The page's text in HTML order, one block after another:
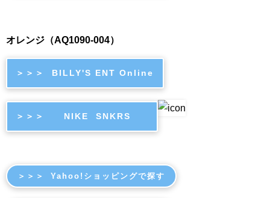
オレンジ（AQ1090-004）
＞＞＞ BILLY'S ENT Online
＞＞＞ NIKE SNKRS
＞＞＞ Yahoo!ショッピングで探す